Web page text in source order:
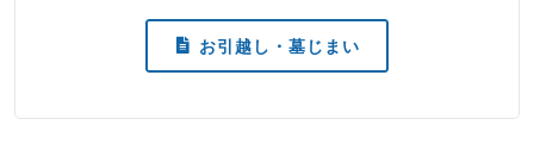
お引越し・墓じまい